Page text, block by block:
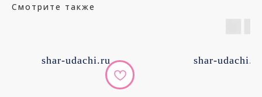
Смотрите также
shar-udachi.ru shar-udachi.ru